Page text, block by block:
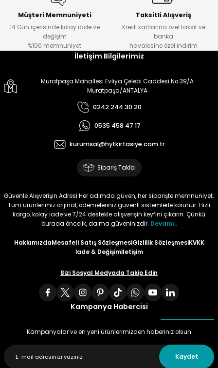
Müşteri Memnuniyeti
14 Gün içerisinde kolay iade ve
değişim
%100 memnuniyet
Taksitli Alışveriş
Kredi kartlarına özel taksit ve
banka
havalesine özel indirim
İletişim Bilgilerimiz
Muratpaşa Mahallesi Evliya Çelebi Caddesi No:39/A
Muratpaşa/ANTALYA
0242 244 30 20
0535 458 47 17
kurumsal@hytkirtasiye.com.tr
Sipariş Takibi
Güvenle Alışverişin Adresi Her adımda güven, her siparişte memnuniyet.
Tüm ürünlerimiz orijinal, ödemeleriniz güvenli sistemlerle korunur. Hızlı
kargo, kolay iade ve 7/24 destekle alışverişin keyfini çıkarın. Çünkü
burada öncelik, daima güveninizdir. Devamı..
HakkımızdaMesafeli Satış SözleşmesiGizlilik SözleşmesiKVKK
İade & Değişimİletişim
Bizi Sosyal Medyada Takip Edin
Kampanya Habercisi
Kampanyalar ve en yeni ürünlerimizden haberiniz olsun
Kaydet